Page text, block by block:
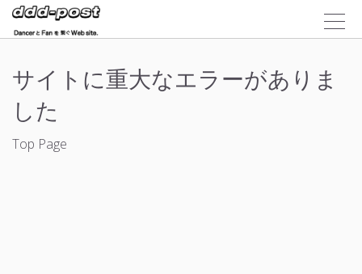
サイトに重大なエラーがありま
した
Top Page